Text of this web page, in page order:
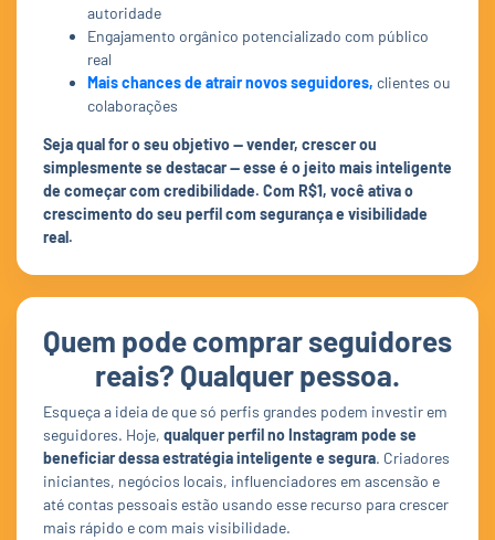
autoridade
Engajamento orgânico potencializado com público
real
Mais chances de atrair novos seguidores, clientes ou
colaborações
Seja qual for o seu objetivo — vender, crescer ou
simplesmente se destacar — esse é o jeito mais inteligente
de começar com credibilidade. Com R$1, você ativa o
crescimento do seu perfil com segurança e visibilidade
real.
Quem pode comprar seguidores
reais? Qualquer pessoa.
Esqueça a ideia de que só perfis grandes podem investir em
seguidores. Hoje, qualquer perfil no Instagram pode se
beneficiar dessa estratégia inteligente e segura. Criadores
iniciantes, negócios locais, influenciadores em ascensão e
até contas pessoais estão usando esse recurso para crescer
mais rápido e com mais visibilidade.